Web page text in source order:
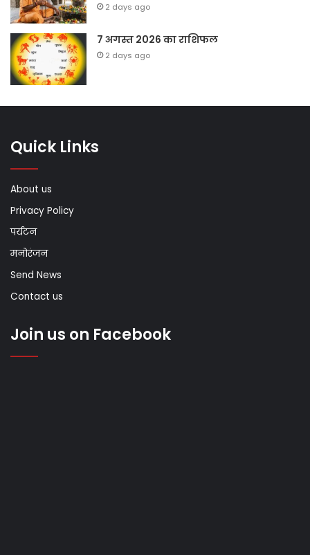
2 days ago
7 अगस्त 2026 का राशिफल
2 days ago
Quick Links
About us
Privacy Policy
पर्यटन
मनोरंजन
Send News
Contact us
Join us on Facebook